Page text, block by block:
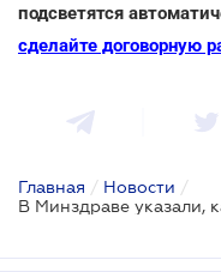
подсветятся
сделайте договорную
Главная / Новости /